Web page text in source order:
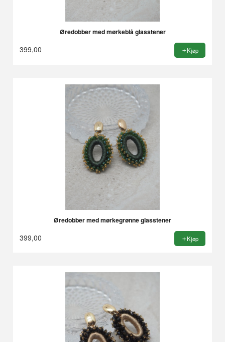
Øredobber med mørkeblå glasstener
399,00 Kjøp
Øredobber med mørkegrønne glasstener
399,00 Kjøp